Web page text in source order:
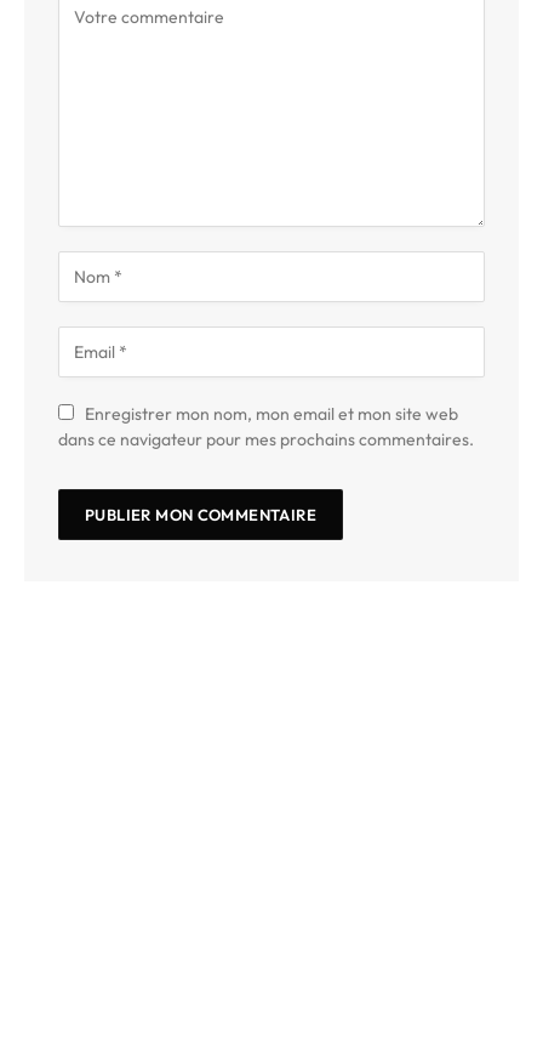
Enregistrer mon nom, mon email et mon site web
dans ce navigateur pour mes prochains commentaires.